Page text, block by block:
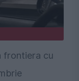
frontiera cu